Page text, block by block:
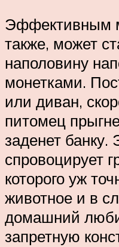
Эффективным
также, может
наполовину
монетками.
или диван,
питомец
заденет банку.
спровоцирует
которого уж
животное и в
домашний
запретную